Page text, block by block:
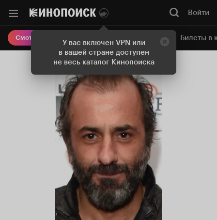
У вас включен VPN или
в вашей стране доступен
не весь каталог Кинопоиска
Войти
Смотреть кино Онлайн-кинотеатр Билеты в